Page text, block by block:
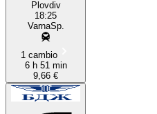
Plovdiv
18:25
VarnaSp.
1 cambio
6 h 51 min
9,66 €